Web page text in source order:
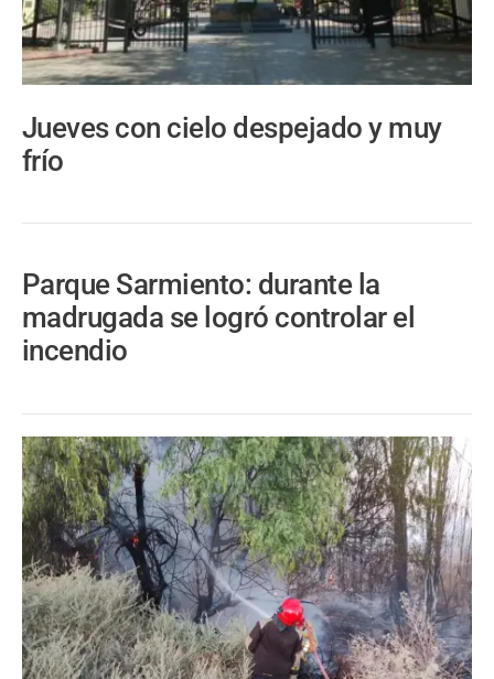
Jueves con cielo despejado y muy
frío
Parque Sarmiento: durante la
madrugada se logró controlar el
incendio